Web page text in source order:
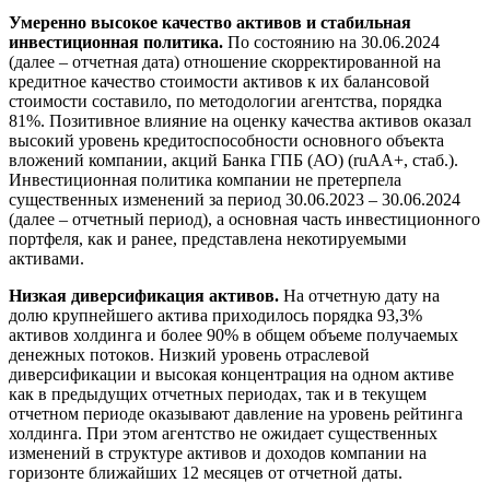
Умеренно высокое качество активов и стабильная
инвестиционная политика. По состоянию на 30.06.2024
(далее – отчетная дата) отношение скорректированной на
кредитное качество стоимости активов к их балансовой
стоимости составило, по методологии агентства, порядка
81%. Позитивное влияние на оценку качества активов оказал
высокий уровень кредитоспособности основного объекта
вложений компании, акций Банка ГПБ (АО) (ruAA+, стаб.).
Инвестиционная политика компании не претерпела
существенных изменений за период 30.06.2023 – 30.06.2024
(далее – отчетный период), а основная часть инвестиционного
портфеля, как и ранее, представлена некотируемыми
активами.
Низкая диверсификация активов. На отчетную дату на
долю крупнейшего актива приходилось порядка 93,3%
активов холдинга и более 90% в общем объеме получаемых
денежных потоков. Низкий уровень отраслевой
диверсификации и высокая концентрация на одном активе
как в предыдущих отчетных периодах, так и в текущем
отчетном периоде оказывают давление на уровень рейтинга
холдинга. При этом агентство не ожидает существенных
изменений в структуре активов и доходов компании на
горизонте ближайших 12 месяцев от отчетной даты.